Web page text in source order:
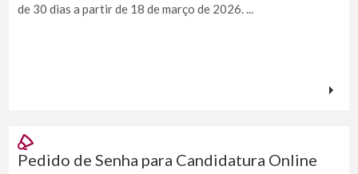
de 30 dias a partir de 18 de março de 2026. ...
Pedido de Senha para Candidatura Online